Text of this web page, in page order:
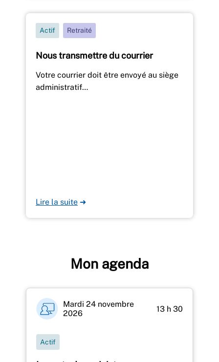
Nous transmettre du courrier
Actif Retraité
Votre courrier doit être envoyé au siège
administratif…
Lire la suite ➜
Mon agenda
Mardi 24 novembre
2026
13 h 30
Actif